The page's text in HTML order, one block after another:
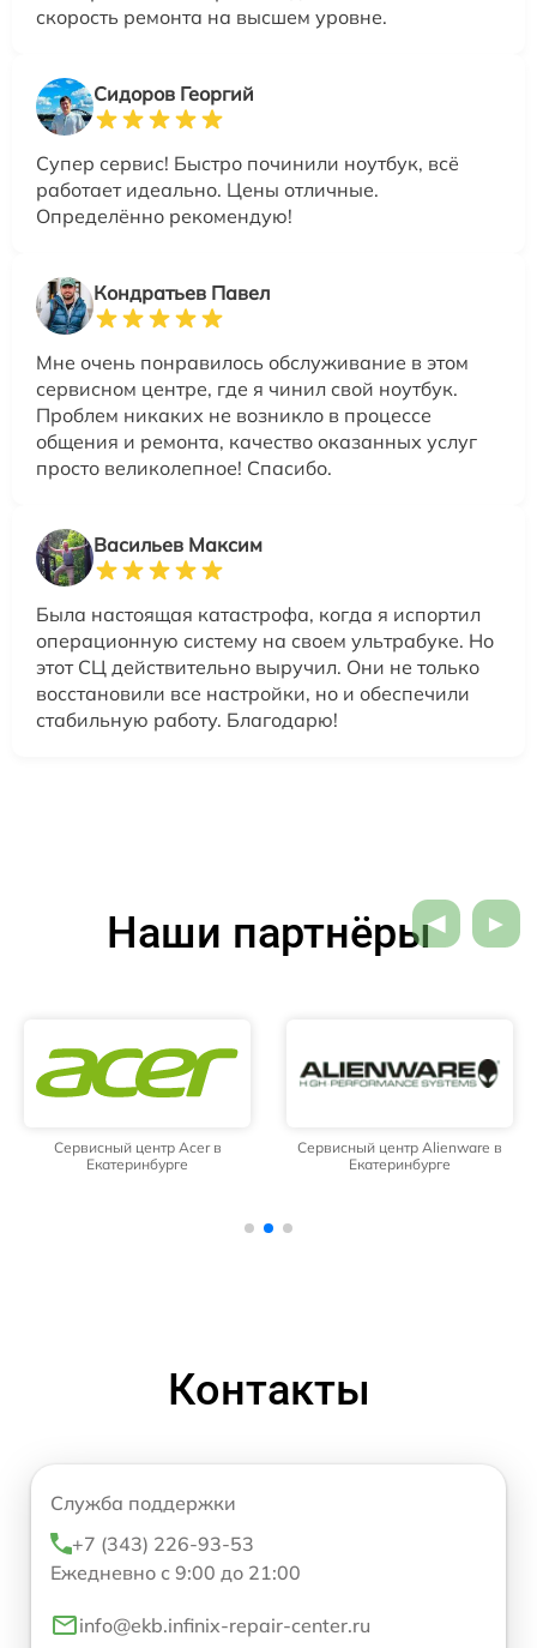
скорость ремонта на высшем уровне.
Сидоров Георгий
Супер сервис! Быстро починили ноутбук, всё
работает идеально. Цены отличные.
Определённо рекомендую!
Кондратьев Павел
Мне очень понравилось обслуживание в этом
сервисном центре, где я чинил свой ноутбук.
Проблем никаких не возникло в процессе
общения и ремонта, качество оказанных услуг
просто великолепное! Спасибо.
Васильев Максим
Была настоящая катастрофа, когда я испортил
операционную систему на своем ультрабуке. Но
этот СЦ действительно выручил. Они не только
восстановили все настройки, но и обеспечили
стабильную работу. Благодарю!
Наши партнёры
Сервисный центр Acer в
Екатеринбурге
Сервисный центр Alienware в
Екатеринбурге
Контакты
Служба поддержки
+7 (343) 226-93-53
Ежедневно с 9:00 до 21:00
info@ekb.infinix-repair-center.ru